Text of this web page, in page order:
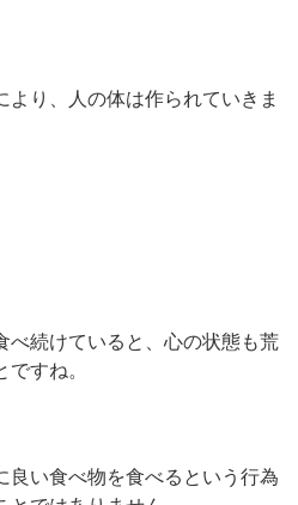
より、人の体は作られていきま
べ続けていると、心の状態も荒
すね。
良い食べ物を食べるという行為